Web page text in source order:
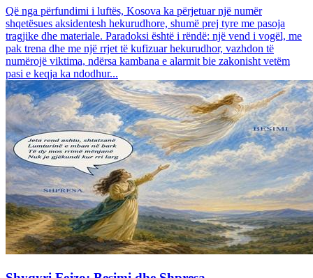
Që nga përfundimi i luftës, Kosova ka përjetuar një numër
shqetësues aksidentesh hekurudhore, shumë prej tyre me pasoja
tragjike dhe materiale. Paradoksi është i rëndë: një vend i vogël, me
pak trena dhe me një rrjet të kufizuar hekurudhor, vazhdon të
numërojë viktima, ndërsa kambana e alarmit bie zakonisht vetëm
pasi e keqja ka ndodhur...